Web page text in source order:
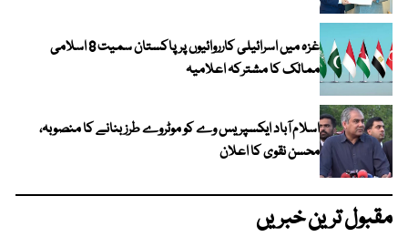
غزہ میں اسرائیلی کارروائیوں پر پاکستان سمیت 8 اسلامی
ممالک کا مشترکہ اعلامیہ
اسلام آباد ایکسپریس وے کو موٹروے طرز بنانے کا منصوبہ،
محسن نقوی کا اعلان
مقبول ترین خبریں